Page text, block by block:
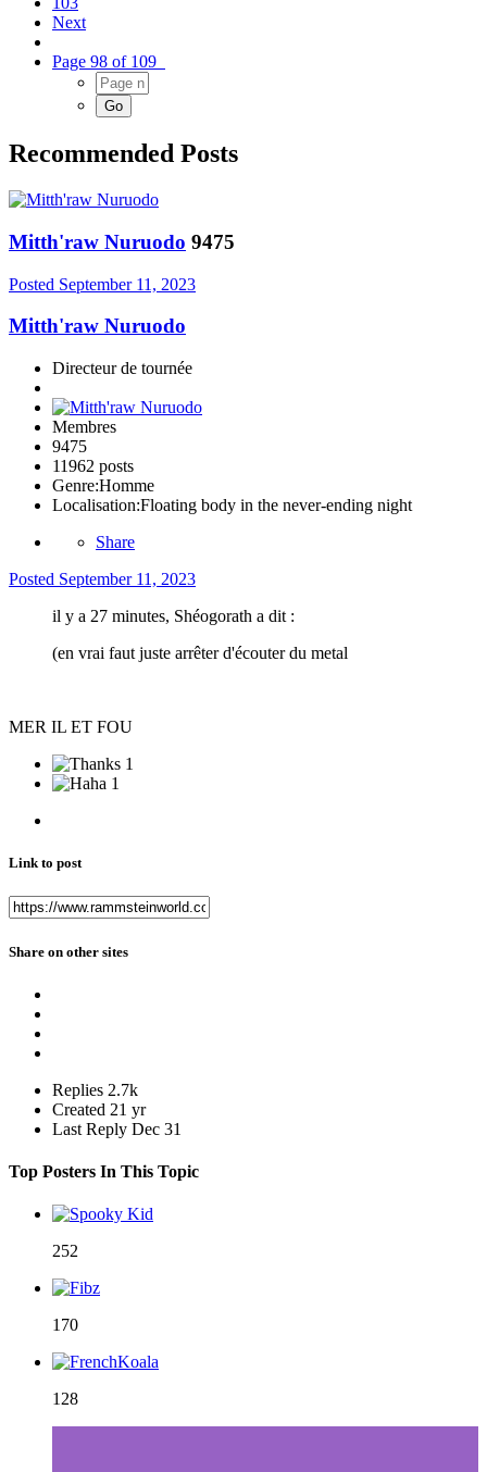
Next
Page 98 of 109
Recommended Posts
Mitth'raw Nuruodo 9475
Posted September 11, 2023
Mitth'raw Nuruodo
Directeur de tournée
Membres
9475
11962 posts
Genre:Homme
Localisation:Floating body in the never-ending night
Share
Posted September 11, 2023
il y a 27 minutes, Shéogorath a dit :
(en vrai faut juste arrêter d'écouter du metal
MER IL ET FOU
1
1
Link to post
Share on other sites
Replies 2.7k
Created 21 yr
Last Reply Dec 31
Top Posters In This Topic
252
170
128